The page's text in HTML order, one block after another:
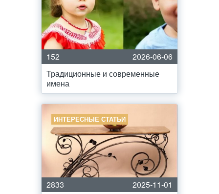
152
2026-06-06
Традиционные и современные
имена
ИНТЕРЕСНЫЕ СТАТЬИ
2833
2025-11-01